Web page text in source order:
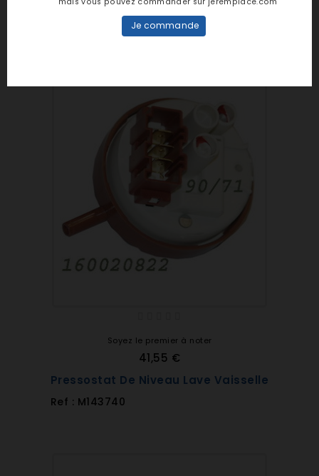
Soyez le premier à noter
41,55 €
Pressostat De Niveau Lave Vaisselle
Ref : M143740
Je commande